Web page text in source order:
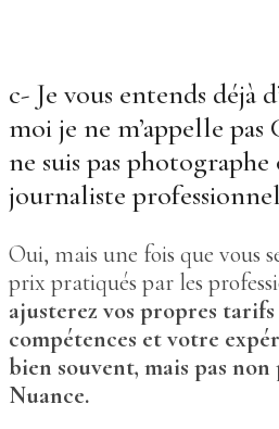
c- Je vous entends déjà
moi je ne m’appelle pas
ne suis pas
journaliste
Oui, mais une fois que vous
prix pratiqués par les
ajusterez vos propres tarifs
compétences et votre
bien souvent, mais pas non
Nuance.